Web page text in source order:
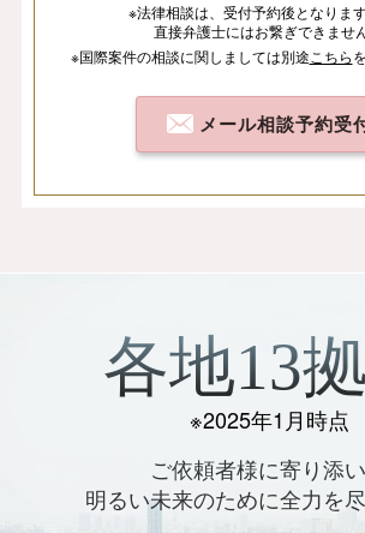
※法律相談は、 受付予約後となります
直接弁護士にはお繋ぎできません
※国際案件の相談に関しましては別途 こちらを
メール相談予約受
各地13
※2025年1月時点
ご依頼者様に寄り添い
明るい未来のために全力を